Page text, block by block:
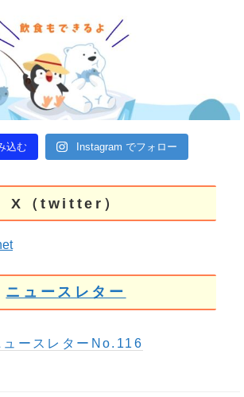
込む Instagram でフォロー
X（twitter）
ニュースレター
ュースレターNo.116